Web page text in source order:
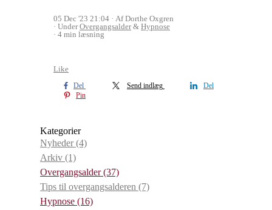
05 Dec '23 21:04
Af Dorthe Oxgren
UnderOvergangsalder& Hypnose
4 min læsning
Like
Del Send indlæg
Del
Pin
Kategorier
Nyheder(4)
Arkiv (1)
Overgangsalder(37)
Tips til overgangsalderen (7)
Hypnose (16)